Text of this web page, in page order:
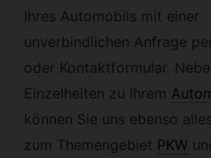
Ihres Automobils mit einer
unverbindlichen Anfrage
oder Kontaktformular.
Einzelheiten zu Ihrem
können Sie uns ebenso
zum Themengebiet PKW